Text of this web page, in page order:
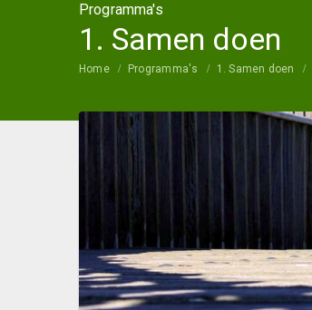
Programma's
1. Samen doen
Home Programma's 1. Samen doen